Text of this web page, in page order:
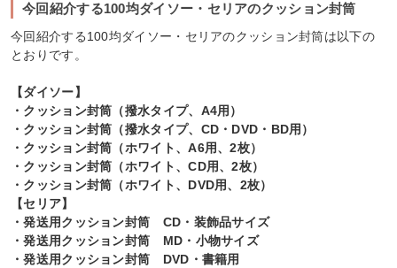
今回紹介する100均ダイソー・セリアのクッション封筒
今回紹介する100均ダイソー・セリアのクッション封筒は以下の
とおりです。
【ダイソー】
・クッション封筒（撥水タイプ、A4用）
・クッション封筒（撥水タイプ、CD・DVD・BD用）
・クッション封筒（ホワイト、A6用、2枚）
・クッション封筒（ホワイト、CD用、2枚）
・クッション封筒（ホワイト、DVD用、2枚）
【セリア】
・発送用クッション封筒 CD・装飾品サイズ
・発送用クッション封筒 MD・小物サイズ
・発送用クッション封筒 DVD・書籍用